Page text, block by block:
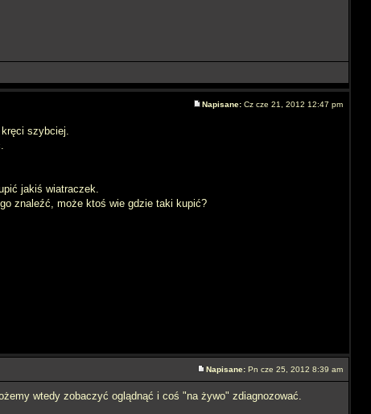
Napisane: Cz cze 21, 2012 12:47 pm
szybciej.
jakiś wiatraczek.
znaleźć, może ktoś wie gdzie taki kupić?
Napisane: Pn cze 25, 2012 8:39 am
wtedy zobaczyć oglądnąć i coś "na żywo" zdiagnozować.